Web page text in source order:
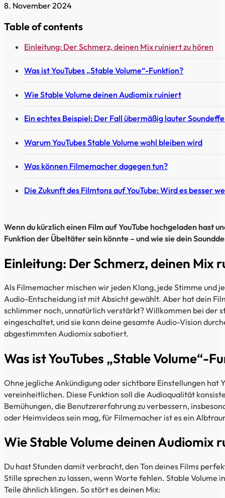
Wenn du kürzlich einen Film auf YouTube hochgeladen hast
Funktion der Übeltäter sein könnte – und wie sie dein
Einleitung: Der Schmerz, deinen Mix
Als Filmemacher mischen wir jeden Klang, jede Stimme und
Audio-Entscheidung ist mit Absicht gewählt. Aber hat dein
schlimmer noch, unnatürlich verstärkt? Willkommen bei der
eingeschaltet, und sie kann deine gesamte Audio-Vision
abgestimmten Audiomix sabotiert.
Was ist YouTubes „Stable Volume“-
Ohne jegliche Ankündigung oder sichtbare Einstellungen hat
vereinheitlichen. Diese Funktion soll die Audioqualität
Bemühungen, die Benutzererfahrung zu verbessern,
oder Heimvideos sein mag, für Filmemacher ist es ein
Wie Stable Volume deinen Audiomix
Du hast Stunden damit verbracht, den Ton deines Films
Stille sprechen zu lassen, wenn Worte fehlen. Stable Volume
Teile ähnlich klingen. So stört es deinen Mix:
8. November 2024
Table of contents
Einleitung: Der Schmerz, deinen Mix ruiniert zu hören
Was ist YouTubes „Stable Volume“-Funktion?
Wie Stable Volume deinen Audiomix ruiniert
Ein echtes Beispiel: Der Fall übermäßig lauter
Warum YouTubes Stable Volume wohl bleiben wird
Was können Filmemacher dagegen tun?
Die Zukunft des Filmtons auf YouTube: Wird es besser